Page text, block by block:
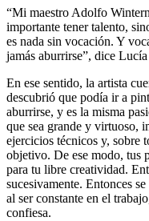
“Mi maestro Adolfo
importante tener talento,
es nada sin vocación. Y
jamás aburrirse”, dice Lucía
En ese sentido, la artista
descubrió que podía ir a
aburrirse, y es la misma
que sea grande y virtuoso,
ejercicios técnicos y, sobre
objetivo. De ese modo, tus
para tu libre creatividad.
sucesivamente. Entonces
al ser constante en el
confiesa.